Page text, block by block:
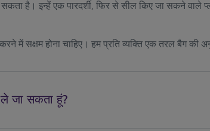
है। इन्हें एक पारदर्शी, फिर से सील किए जा सकने वाले
सक्षम होना चाहिए। हम प्रति व्यक्ति एक तरल बैग की
जा सकता हूं?